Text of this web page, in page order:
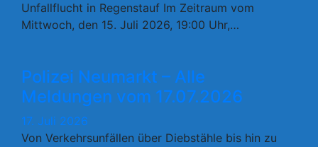
Unfallflucht in Regenstauf Im Zeitraum vom
Mittwoch, den 15. Juli 2026, 19:00 Uhr,…
Polizei Neumarkt – Alle
Meldungen vom 17.07.2026
17. Juli 2026
Von Verkehrsunfällen über Diebstähle bis hin zu